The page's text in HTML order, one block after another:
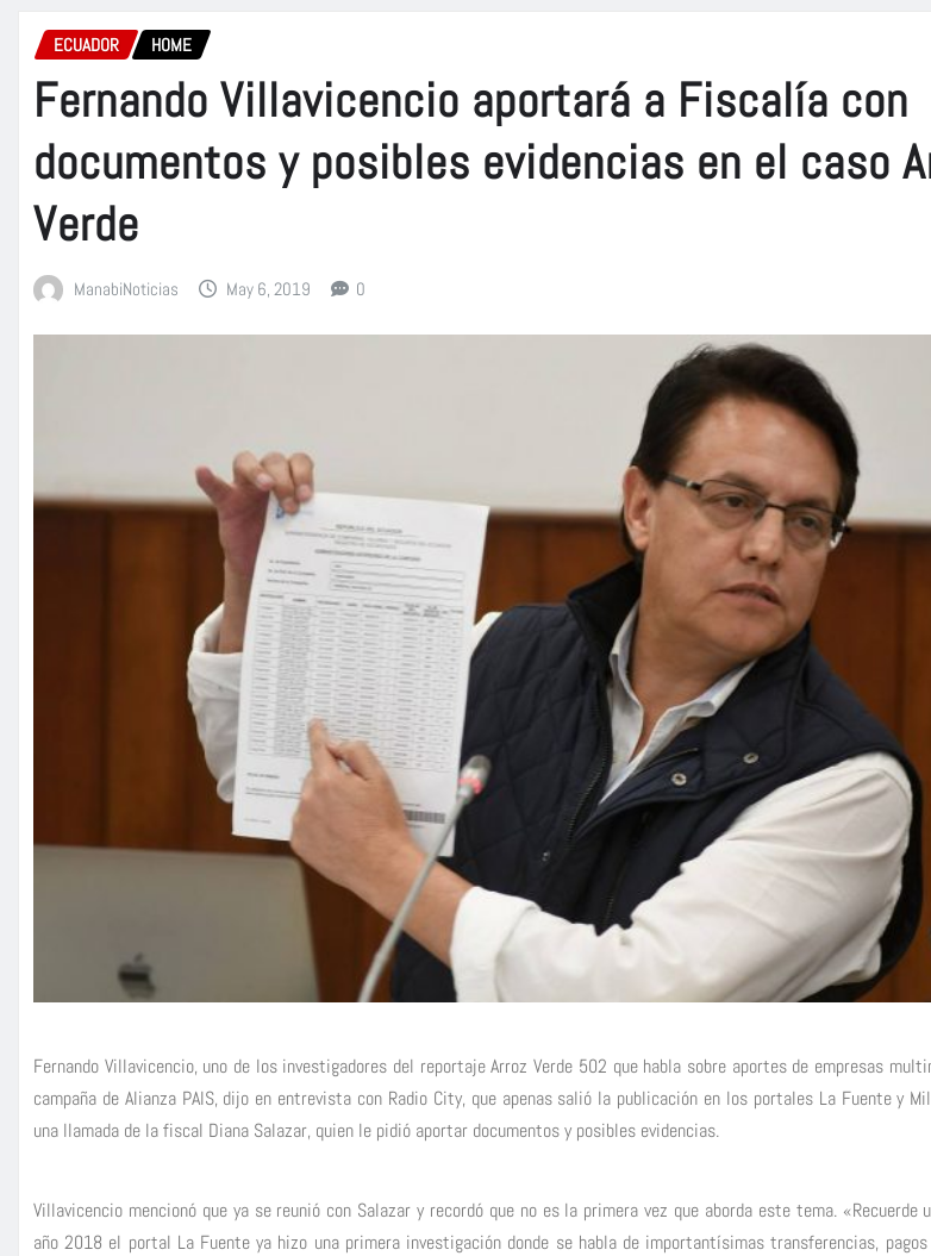
ECUADOR HOME
Fernando Villavicencio aportará a Fiscalía con
documentos y posibles evidencias en el caso
Verde
ManabiNoticias May 6, 2019 0
Fernando Villavicencio, uno de los investigadores del reportaje Arroz Verde 502 que habla sobre aportes de empresas
campaña de Alianza PAIS, dijo en entrevista con Radio City, que apenas salió la publicación en los portales La Fuente y
una llamada de la fiscal Diana Salazar, quien le pidió aportar documentos y posibles evidencias.
Villavicencio mencionó que ya se reunió con Salazar y recordó que no es la primera vez que aborda este tema. «Recuerde
año 2018 el portal La Fuente ya hizo una primera investigación donde se habla de importantísimas transferencias,